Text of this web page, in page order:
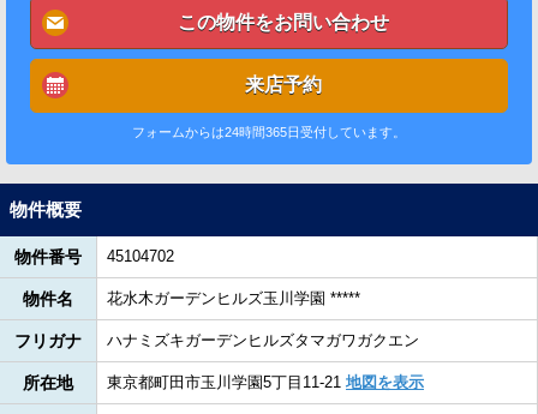
この物件をお問い合わせ
来店予約
フォームからは24時間365日受付しています。
物件概要
物件番号 45104702
物件名 花水木ガーデンヒルズ玉川学園 *****
フリガナ ハナミズキガーデンヒルズタマガワガクエン
所在地 東京都町田市玉川学園5丁目11-21 地図を表示